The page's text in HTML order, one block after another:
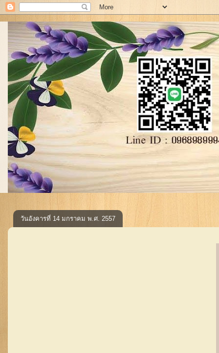
วันอังคารที่ 14 มกราคม พ.ศ. 2557